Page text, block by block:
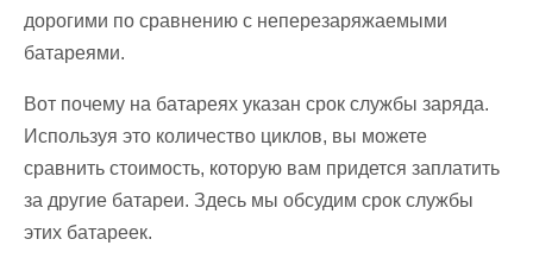
дорогими по сравнению с неперезаряжаемыми
батареями.
Вот почему на батареях указан срок службы заряда.
Используя это количество циклов, вы можете
сравнить стоимость, которую вам придется заплатить
за другие батареи. Здесь мы обсудим срок службы
этих батареек.